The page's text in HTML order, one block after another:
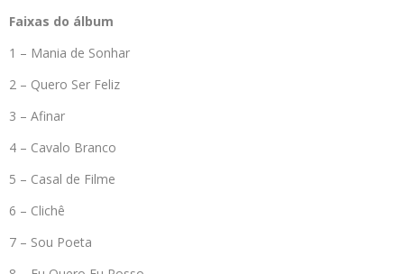
Faixas do álbum
1 – Mania de Sonhar
2 – Quero Ser Feliz
3 – Afinar
4 – Cavalo Branco
5 – Casal de Filme
6 – Clichê
7 – Sou Poeta